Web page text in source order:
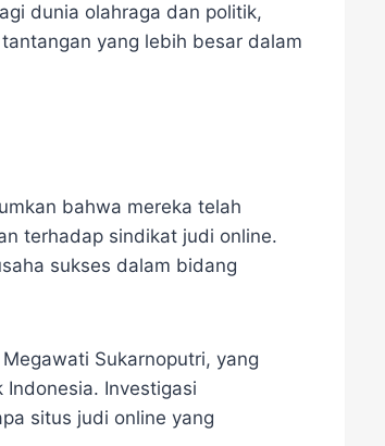
dunia olahraga dan politik,
yang lebih besar dalam
bahwa mereka telah
terhadap sindikat judi online.
sukses dalam bidang
Sukarnoputri, yang
Investigasi
situs judi online yang